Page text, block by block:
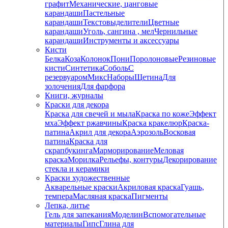
графитМеханические, цанговые
карандашиПастельные
карандашиТекстовыделителиЦветные
карандашиУголь, сангина , мелЧернильные
карандашиИнструменты и аксессуары
Кисти
БелкаКозаКолонокПониПоролоновыеРезиновые
кистиСинтетикаСобольС
резервуаромМиксНаборыЩетинаДля
золоченияДля фарфора
Книги, журналы
Краски для декора
Краска для свечей и мылаКраска по кожеЭффект
мхаЭффект ржавчиныКраска кракелюрКраска-
патинаАкрил для декораАэрозольВосковая
патинаКраска для
скрапбукингаМарморированиеМеловая
краскаМорилкаРельефы, контурыДекорирование
стекла и керамики
Краски художественные
Акварельные краскиАкриловая краскаГуашь,
темпераМасляная краскаПигменты
Лепка, литье
Гель для запеканияМоделинВспомогательные
материалыГипсГлина для